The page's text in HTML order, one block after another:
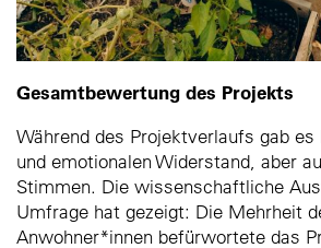
Gesamtbewertung des Projekts
Während des Projektverlaufs gab
und emotionalen Widerstand, aber
Stimmen. Die wissenschaftliche
Umfrage hat gezeigt: Die Mehrheit
Anwohner*innen befürwortete das